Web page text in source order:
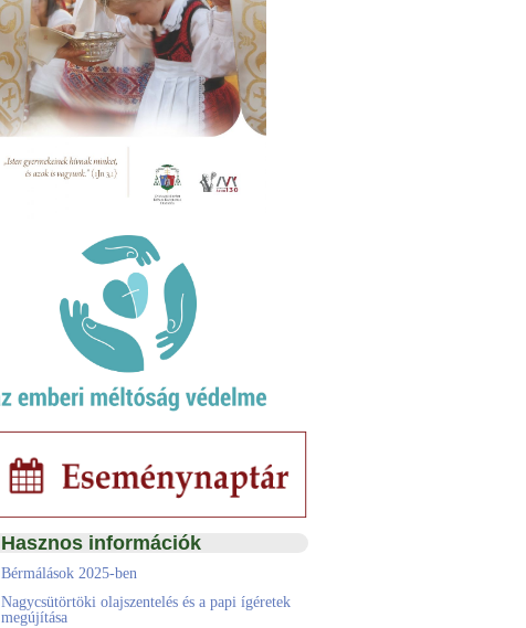
Hasznos információk
Bérmálások 2025-ben
Nagycsütörtöki olajszentelés és a papi ígéretek
megújítása